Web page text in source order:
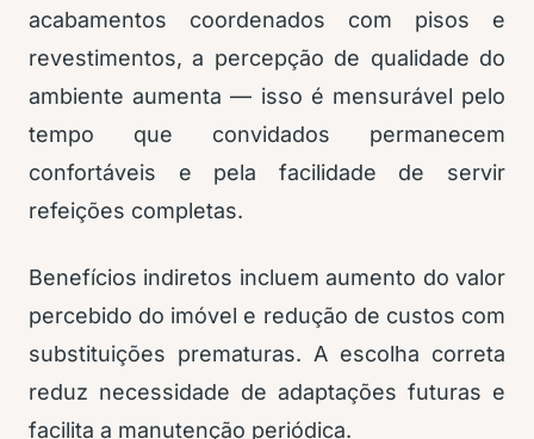
acabamentos coordenados com pisos e
revestimentos, a percepção de qualidade do
ambiente aumenta — isso é mensurável pelo
tempo que convidados permanecem
confortáveis e pela facilidade de servir
refeições completas.
Benefícios indiretos incluem aumento do valor
percebido do imóvel e redução de custos com
substituições prematuras. A escolha correta
reduz necessidade de adaptações futuras e
facilita a manutenção periódica.